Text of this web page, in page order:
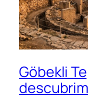
Göbekli